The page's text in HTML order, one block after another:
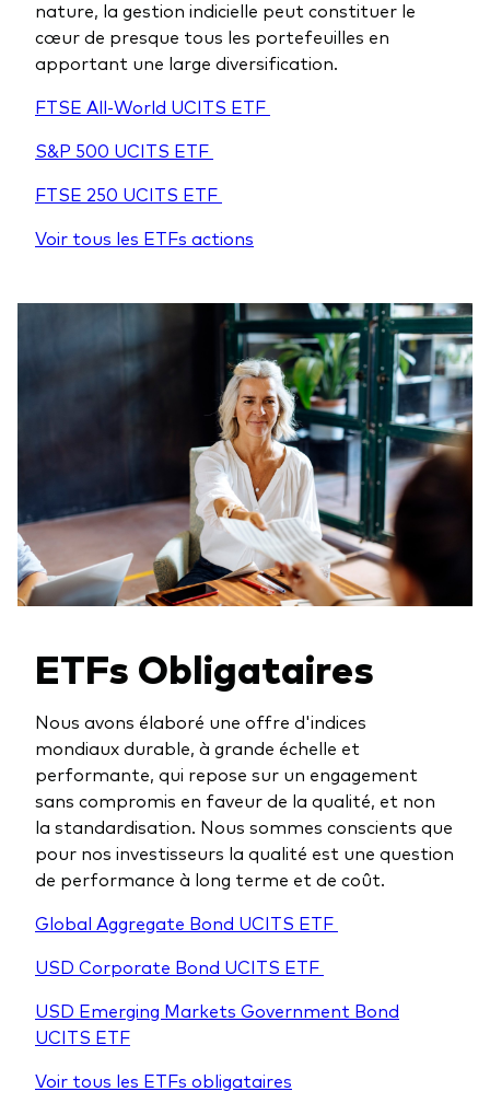
nature, la gestion indicielle peut constituer le
cœur de presque tous les portefeuilles en
apportant une large diversification.
FTSE All-World UCITS ETF
S&P 500 UCITS ETF
FTSE 250 UCITS ETF
Voir tous les ETFs actions
ETFs Obligataires
Nous avons élaboré une offre d'indices
mondiaux durable, à grande échelle et
performante, qui repose sur un engagement
sans compromis en faveur de la qualité, et non
la standardisation. Nous sommes conscients que
pour nos investisseurs la qualité est une question
de performance à long terme et de coût.
Global Aggregate Bond UCITS ETF
USD Corporate Bond UCITS ETF
USD Emerging Markets Government Bond
UCITS ETF
Voir tous les ETFs obligataires